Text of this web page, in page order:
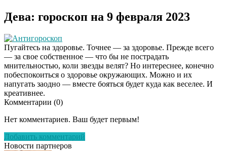
Дева: гороскоп на 9 февраля 2023
Антигороскоп
Пугайтесь на здоровье. Точнее — за здоровье. Прежде всего
— за свое собственное — что бы не пострадать
мнительностью, коли звезды велят? Но интереснее, конечно
побеспокоиться о здоровье окружающих. Можно и их
напугать заодно — вместе бояться будет куда как веселее. И
креативнее.
Комментарии (0)
Нет комментариев. Ваш будет первым!
Добавить комментарий
Новости партнеров
Даже самый
исчезнет с корнем,